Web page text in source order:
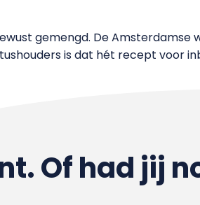
gemengd. De Amsterdamse
is dat hét recept voor
Of had jij